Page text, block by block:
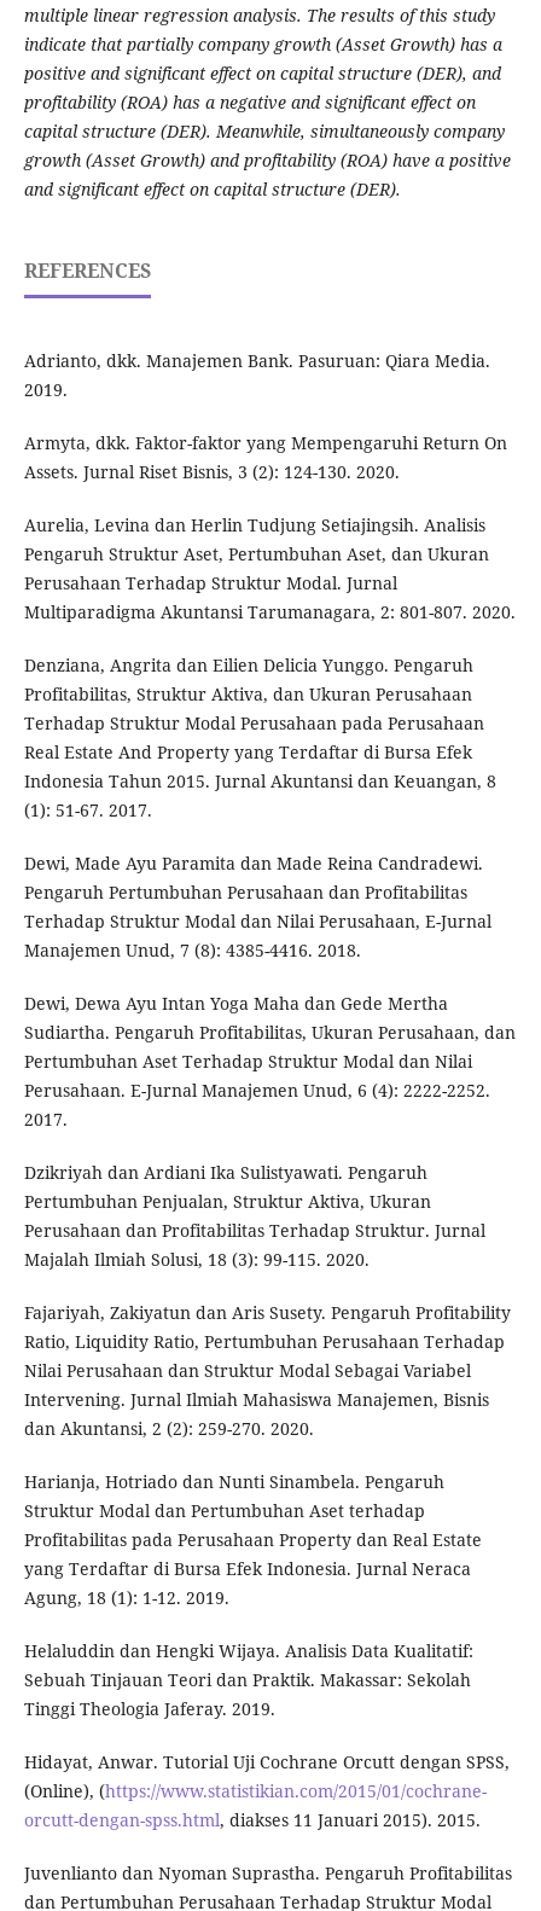
multiple linear regression analysis. The results of this study
indicate that partially company growth (Asset Growth) has a
positive and significant effect on capital structure (DER), and
profitability (ROA) has a negative and significant effect on
capital structure (DER). Meanwhile, simultaneously company
growth (Asset Growth) and profitability (ROA) have a positive
and significant effect on capital structure (DER).
REFERENCES
Adrianto, dkk. Manajemen Bank. Pasuruan: Qiara Media.
2019.
Armyta, dkk. Faktor-faktor yang Mempengaruhi Return On
Assets. Jurnal Riset Bisnis, 3 (2): 124-130. 2020.
Aurelia, Levina dan Herlin Tudjung Setiajingsih. Analisis
Pengaruh Struktur Aset, Pertumbuhan Aset, dan Ukuran
Perusahaan Terhadap Struktur Modal. Jurnal
Multiparadigma Akuntansi Tarumanagara, 2: 801-807. 2020.
Denziana, Angrita dan Eilien Delicia Yunggo. Pengaruh
Profitabilitas, Struktur Aktiva, dan Ukuran Perusahaan
Terhadap Struktur Modal Perusahaan pada Perusahaan
Real Estate And Property yang Terdaftar di Bursa Efek
Indonesia Tahun 2015. Jurnal Akuntansi dan Keuangan, 8
(1): 51-67. 2017.
Dewi, Made Ayu Paramita dan Made Reina Candradewi.
Pengaruh Pertumbuhan Perusahaan dan Profitabilitas
Terhadap Struktur Modal dan Nilai Perusahaan, E-Jurnal
Manajemen Unud, 7 (8): 4385-4416. 2018.
Dewi, Dewa Ayu Intan Yoga Maha dan Gede Mertha
Sudiartha. Pengaruh Profitabilitas, Ukuran Perusahaan, dan
Pertumbuhan Aset Terhadap Struktur Modal dan Nilai
Perusahaan. E-Jurnal Manajemen Unud, 6 (4): 2222-2252.
2017.
Dzikriyah dan Ardiani Ika Sulistyawati. Pengaruh
Pertumbuhan Penjualan, Struktur Aktiva, Ukuran
Perusahaan dan Profitabilitas Terhadap Struktur. Jurnal
Majalah Ilmiah Solusi, 18 (3): 99-115. 2020.
Fajariyah, Zakiyatun dan Aris Susety. Pengaruh Profitability
Ratio, Liquidity Ratio, Pertumbuhan Perusahaan Terhadap
Nilai Perusahaan dan Struktur Modal Sebagai Variabel
Intervening. Jurnal Ilmiah Mahasiswa Manajemen, Bisnis
dan Akuntansi, 2 (2): 259-270. 2020.
Harianja, Hotriado dan Nunti Sinambela. Pengaruh
Struktur Modal dan Pertumbuhan Aset terhadap
Profitabilitas pada Perusahaan Property dan Real Estate
yang Terdaftar di Bursa Efek Indonesia. Jurnal Neraca
Agung, 18 (1): 1-12. 2019.
Helaluddin dan Hengki Wijaya. Analisis Data Kualitatif:
Sebuah Tinjauan Teori dan Praktik. Makassar: Sekolah
Tinggi Theologia Jaferay. 2019.
Hidayat, Anwar. Tutorial Uji Cochrane Orcutt dengan SPSS,
(Online), (https://www.statistikian.com/2015/01/cochrane-
orcutt-dengan-spss.html, diakses 11 Januari 2015). 2015.
Juvenlianto dan Nyoman Suprastha. Pengaruh Profitabilitas
dan Pertumbuhan Perusahaan Terhadap Struktur Modal